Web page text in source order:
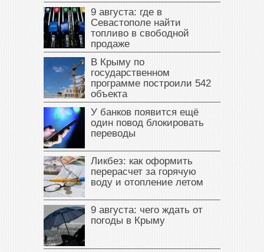
9 августа: где в
Севастополе найти
топливо в свободной
продаже
В Крыму по
государственном
программе построили 542
объекта
У банков появится ещё
один повод блокировать
переводы
Ликбез: как оформить
перерасчет за горячую
воду и отопление летом
9 августа: чего ждать от
погоды в Крыму